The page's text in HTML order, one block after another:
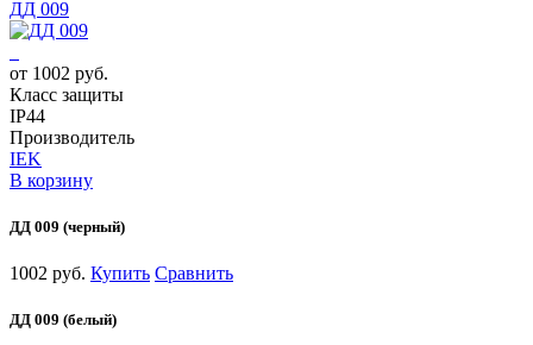
ДД 009
от 1002 руб.
Класс защиты
IP44
Производитель
IEK
В корзину
ДД 009 (черный)
1002 руб. Купить Сравнить
ДД 009 (белый)